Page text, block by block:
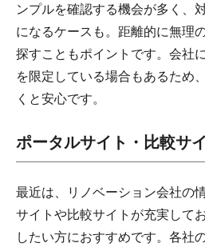
ンプルを確認する機会が多く、
になるケースも。距離的に無理
探すこともポイントです。会社
を限定している場合もあるため
くと安心です。
ポータルサイト・比較サ
最近は、リノベーション会社の
サイトや比較サイトが充実して
したい方におすすめです。各社